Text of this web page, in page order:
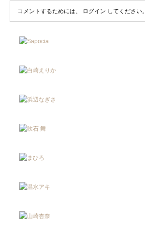
コメントするためには、 ログイン してください。